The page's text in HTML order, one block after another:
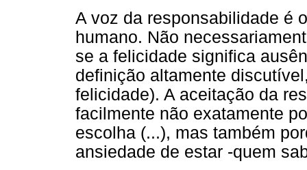
A voz da responsabilidade é
humano. Não
se a felicidade significa
definição altamente
felicidade). A aceitação da
facilmente não exatamente
escolha (...), mas também
ansiedade de estar -quem